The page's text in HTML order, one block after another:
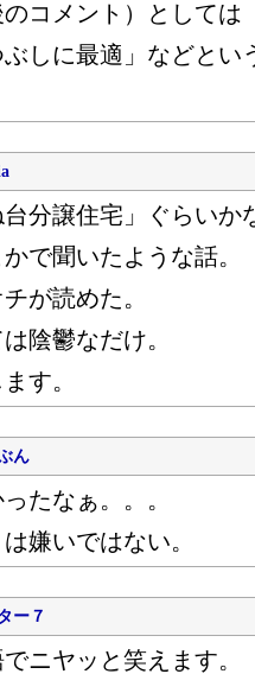
コメント）としては
しに最適」などとい
分譲住宅」ぐらいか
で聞いたような話。
が読めた。
陰鬱なだけ。
す。
ん
たなぁ。。。
嫌いではない。
ー７
ニヤッと笑えます。